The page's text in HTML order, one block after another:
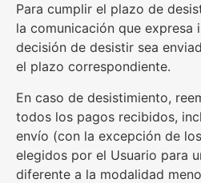
Para cumplir el plazo de
la comunicación que expresa
decisión de desistir sea
el plazo correspondiente.
En caso de desistimiento,
todos los pagos recibidos,
envío (con la excepción de
elegidos por el Usuario para
diferente a la modalidad